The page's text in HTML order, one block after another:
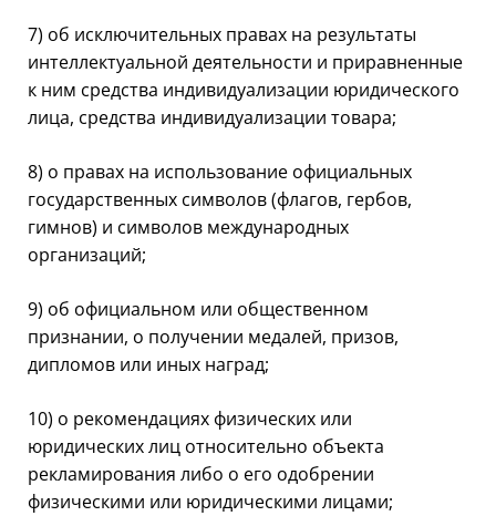
7) об исключительных правах на результаты
интеллектуальной деятельности и приравненные
к ним средства индивидуализации юридического
лица, средства индивидуализации товара;
8) о правах на использование официальных
государственных символов (флагов, гербов,
гимнов) и символов международных
организаций;
9) об официальном или общественном
признании, о получении медалей, призов,
дипломов или иных наград;
10) о рекомендациях физических или
юридических лиц относительно объекта
рекламирования либо о его одобрении
физическими или юридическими лицами;